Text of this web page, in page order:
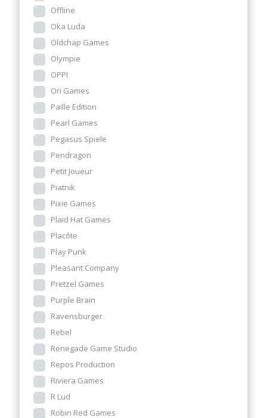
Offline
Oka Luda
Oldchap Games
Olympie
OPPI
Ori Games
Paille Edition
Pearl Games
Pegasus Spiele
Pendragon
Petit Joueur
Piatnik
Pixie Games
Plaid Hat Games
Placôte
Play Punk
Pleasant Company
Pretzel Games
Purple Brain
Ravensburger
Rebel
Renegade Game Studio
Repos Production
Riviera Games
R Lud
Robin Red Games